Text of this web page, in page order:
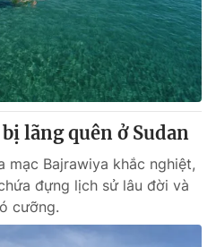
lãng quên ở Sudan
mạc Bajrawiya khắc nghiệt,
đựng lịch sử lâu đời và
cưỡng.